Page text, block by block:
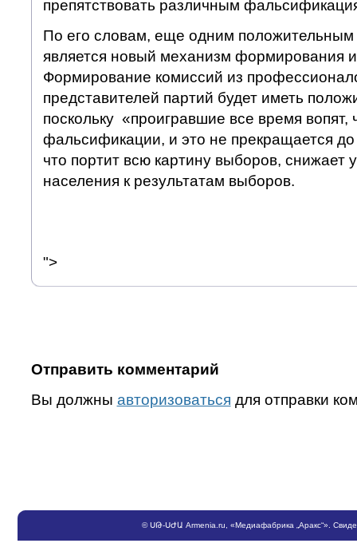
препятствовать различным
По его словам, еще одним положительным
является новый механизм формирования
Формирование комиссий из
представителей партий будет иметь
поскольку «проигравшие все время вопят,
фальсификации, и это не прекращается
что портит всю картину выборов, снижает
населения к результатам выборов.
">
Отправить комментарий
Вы должны авторизоваться для отправки
©ՍԹ-ՍԺԱ Armenia.ru , «Медиафабрика „Аракс“».